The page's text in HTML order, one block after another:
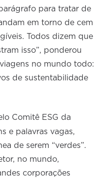
para tratar de
em torno de cem
Todos dizem que
isso”, ponderou
no mundo todo:
de sustentabilidade
Comitê ESG da
e palavras vagas,
de serem “verdes”.
no mundo,
corporações